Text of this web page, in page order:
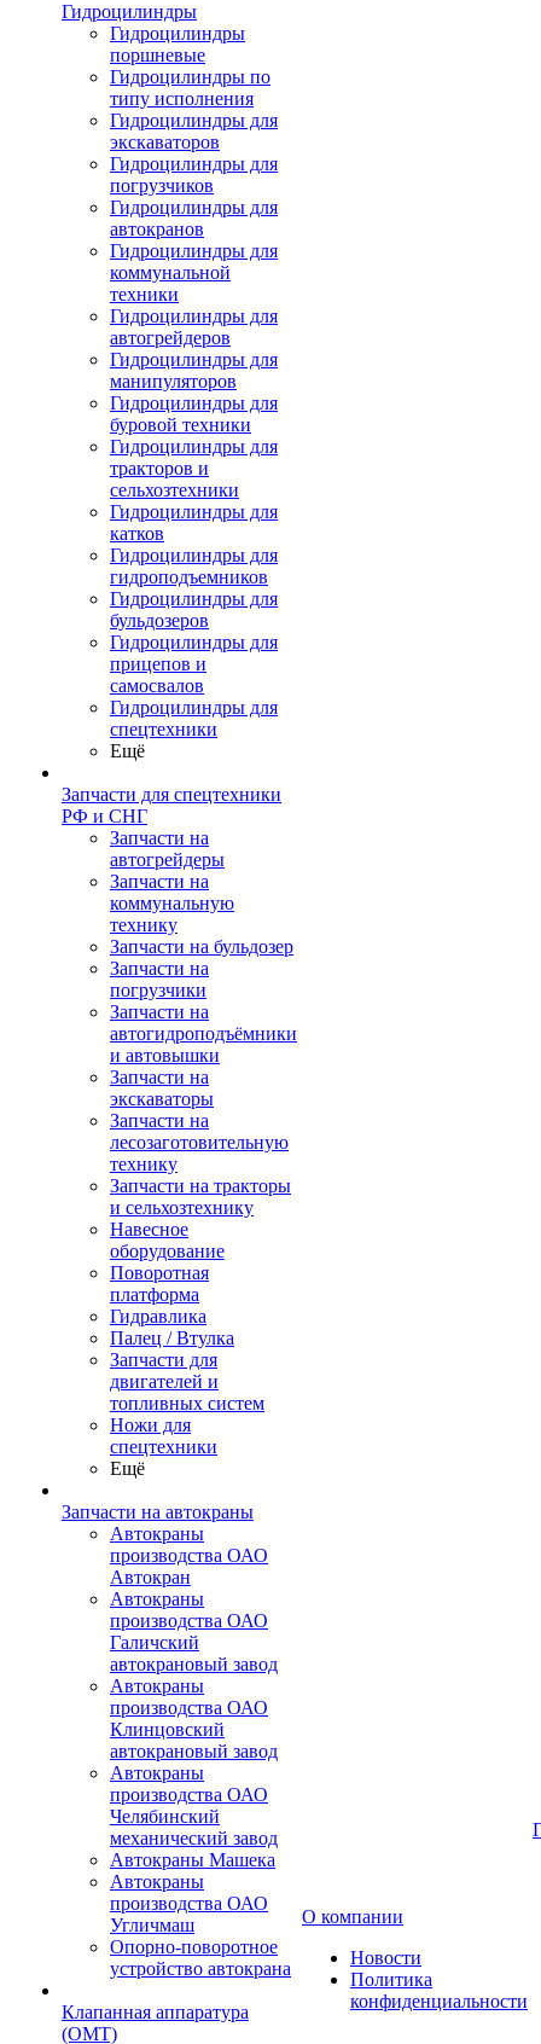
Гидроцилиндры
Гидроцилиндры
поршневые
Гидроцилиндры по
типу исполнения
Гидроцилиндры для
экскаваторов
Гидроцилиндры для
погрузчиков
Гидроцилиндры для
автокранов
Гидроцилиндры для
коммунальной
техники
Гидроцилиндры для
автогрейдеров
Гидроцилиндры для
манипуляторов
Гидроцилиндры для
буровой техники
Гидроцилиндры для
тракторов и
сельхозтехники
Гидроцилиндры для
катков
Гидроцилиндры для
гидроподъемников
Гидроцилиндры для
бульдозеров
Гидроцилиндры для
прицепов и
самосвалов
Гидроцилиндры для
спецтехники
Ещё
Запчасти для спецтехники
РФ и СНГ
Запчасти на
автогрейдеры
Запчасти на
коммунальную
технику
Запчасти на бульдозер
Запчасти на
погрузчики
Запчасти на
автогидроподъёмники
и автовышки
Запчасти на
экскаваторы
Запчасти на
лесозаготовительную
технику
Запчасти на тракторы
и сельхозтехнику
Навесное
оборудование
Поворотная
платформа
Гидравлика
Палец / Втулка
Запчасти для
двигателей и
топливных систем
Ножи для
спецтехники
Ещё
Запчасти на автокраны
Автокраны
производства ОАО
Автокран
Автокраны
производства ОАО
Галичский
автокрановый завод
Автокраны
производства ОАО
Клинцовский
автокрановый завод
Автокраны
производства ОАО
Челябинский
механический завод
Автокраны Машека
Автокраны
производства ОАО
Угличмаш
Опорно-поворотное
устройство автокрана
Клапанная аппаратура
(OMT)
О компании
Новости
Политика
конфиденциальности